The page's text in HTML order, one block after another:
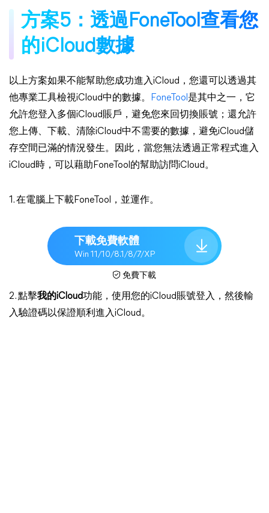
方案5：透過FoneTool查看您
的iCloud數據
以上方案如果不能幫助您成功進入iCloud，您還可以透過其
他專業工具檢視iCloud中的數據。
FoneTool 是其中之一，它
允許您登入多個iCloud賬戶，避免您來回切換賬號；還允許
您上傳、下載、清除iCloud中不需要的數據，避免iCloud儲
存空間已滿的情況發生。因此，當您無法透過正常程式進入
iCloud時，可以藉助FoneTool的幫助訪問iCloud。
1. 在電腦上下載FoneTool，並運作。
下載免費軟體
Win 11/10/8.1/8/7/XP
免費下載
2. 點擊我的iCloud功能，使用您的iCloud賬號登入，然後輸
入驗證碼以保證順利進入iCloud。